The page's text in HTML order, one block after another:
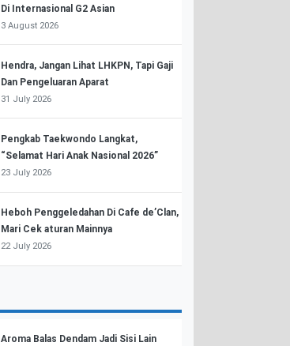
Di Internasional G2 Asian
3 August 2026
Hendra, Jangan Lihat LHKPN, Tapi Gaji
Dan Pengeluaran Aparat
31 July 2026
Pengkab Taekwondo Langkat,
“Selamat Hari Anak Nasional 2026”
23 July 2026
Heboh Penggeledahan Di Cafe de’Clan,
Mari Cek aturan Mainnya
22 July 2026
Aroma Balas Dendam Jadi Sisi Lain